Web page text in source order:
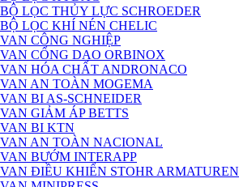
BỘ LỌC THỦY LỰC SCHROEDER
BỘ LỌC KHÍ NÉN CHELIC
VAN CÔNG NGHIỆP
VAN CỔNG DAO ORBINOX
VAN HÓA CHẤT ANDRONACO
VAN AN TOÀN MOGEMA
VAN BI AS-SCHNEIDER
VAN GIẢM ÁP BETTS
VAN BI KTN
VAN AN TOÀN NACIONAL
VAN BƯỚM INTERAPP
VAN ĐIỀU KHIỂN STOHR ARMATUREN